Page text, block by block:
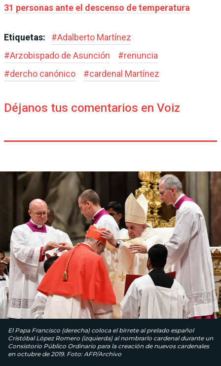
31 personas ante el descenso de temperatura
Etiquetas: #Adalberto Martínez
#Arzobispado de Asunción #renuncia
#dercho canónico #cardenal Martínez
Déjanos tus comentarios en Voiz
El Papa Francisco (derecha) coloca el birrete al prelado español
Cristóbal López Romero (izquierda) al nombrarlo cardenal durante un
Consistorio Público Ordinario para la creación de nuevos cardenales
en octubre de 2019. Foto: AFP/Archivo